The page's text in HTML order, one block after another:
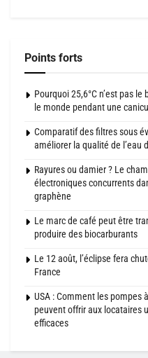
Points forts
Pourquoi 25,6°C n’est pas
le monde pendant une
Comparatif des filtres sous
améliorer la qualité de l’eau
Rayures ou damier ? Le
électroniques concurrents
graphène
Le marc de café peut être
produire des biocarburants
Le 12 août, l’éclipse fera
France
USA : Comment les pompes
peuvent offrir aux locataires
efficaces